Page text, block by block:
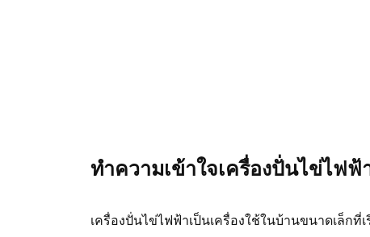
พัดลมสำหรับ
รถยนต์
เครื่องรีดไอน้ำ
สำหรับเสื้อผ้า
ทำความเข้าใจเครื่องปั่นไข่ไฟฟ้
เครื่องปั่นไข่ไฟฟ้าเป็นเครื่องใช้ในบ้านขนาดเล็ก